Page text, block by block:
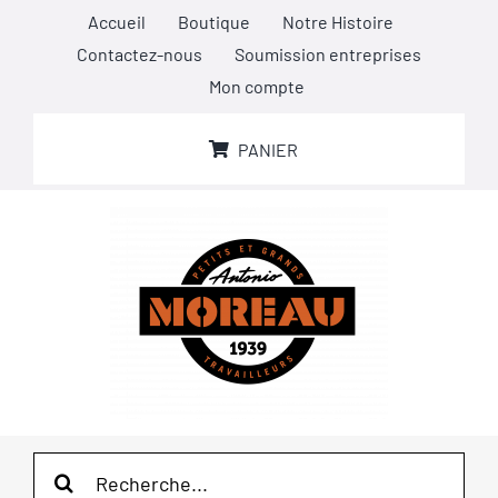
Accueil Boutique
Notre Histoire
Contactez-nous
Soumission entreprises
Mon compte
PANIER